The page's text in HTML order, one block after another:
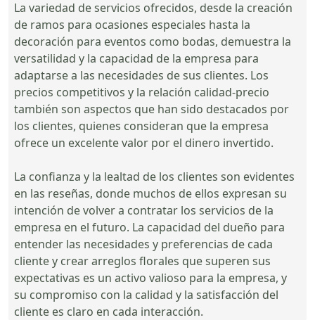
La variedad de servicios ofrecidos, desde la creación
de ramos para ocasiones especiales hasta la
decoración para eventos como bodas, demuestra la
versatilidad y la capacidad de la empresa para
adaptarse a las necesidades de sus clientes. Los
precios competitivos y la relación calidad-precio
también son aspectos que han sido destacados por
los clientes, quienes consideran que la empresa
ofrece un excelente valor por el dinero invertido.
La confianza y la lealtad de los clientes son evidentes
en las reseñas, donde muchos de ellos expresan su
intención de volver a contratar los servicios de la
empresa en el futuro. La capacidad del dueño para
entender las necesidades y preferencias de cada
cliente y crear arreglos florales que superen sus
expectativas es un activo valioso para la empresa, y
su compromiso con la calidad y la satisfacción del
cliente es claro en cada interacción.